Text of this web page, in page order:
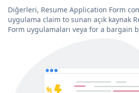
Diğerleri, Resume Application Form
uygulama claim to sunan açık kaynak
Form uygulamaları veya for a bargain